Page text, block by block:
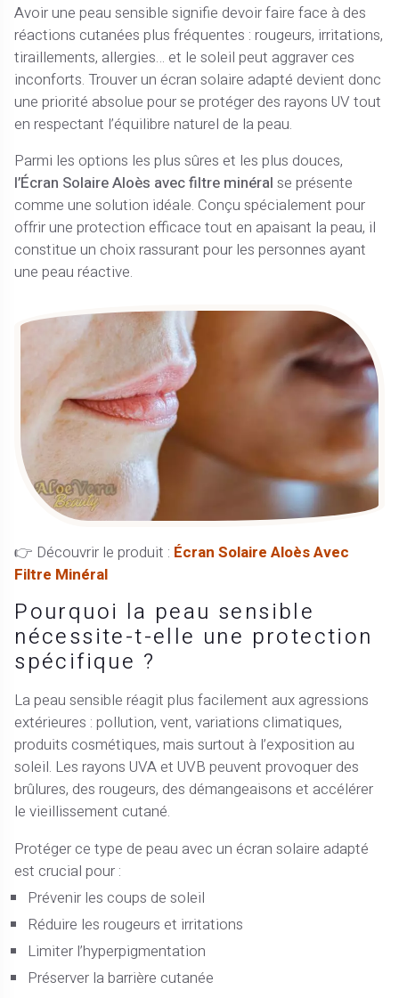
Avoir une peau sensible signifie devoir faire face à des
réactions cutanées plus fréquentes : rougeurs, irritations,
tiraillements, allergies… et le soleil peut aggraver ces
inconforts. Trouver un écran solaire adapté devient donc
une priorité absolue pour se protéger des rayons UV tout
en respectant l’équilibre naturel de la peau.
Parmi les options les plus sûres et les plus douces,
l’Écran Solaire Aloès avec filtre minéral se présente
comme une solution idéale. Conçu spécialement pour
offrir une protection efficace tout en apaisant la peau, il
constitue un choix rassurant pour les personnes ayant
une peau réactive.
👉 Découvrir le produit : Écran Solaire Aloès Avec
Filtre Minéral
Pourquoi la peau sensible
nécessite-t-elle une protection
spécifique ?
La peau sensible réagit plus facilement aux agressions
extérieures : pollution, vent, variations climatiques,
produits cosmétiques, mais surtout à l’exposition au
soleil. Les rayons UVA et UVB peuvent provoquer des
brûlures, des rougeurs, des démangeaisons et accélérer
le vieillissement cutané.
Protéger ce type de peau avec un écran solaire adapté
est crucial pour :
Prévenir les coups de soleil
Réduire les rougeurs et irritations
Limiter l’hyperpigmentation
Préserver la barrière cutanée